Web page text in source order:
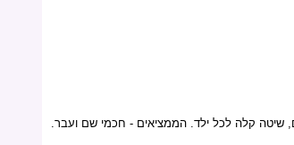
קלה לכל ילד. הממציאים - חכמי שם ועבר.